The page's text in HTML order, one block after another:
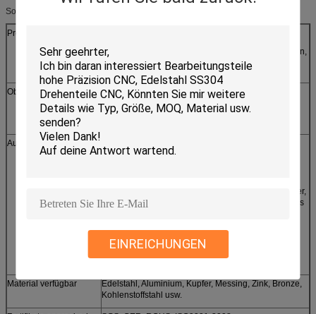
EINREICHUNGEN
Soem-Service:
Produktionsverfahren
locht, der, Schweißen verbiegt und bauen zusammen,
Casting, Schmieden, usw.
OberflächenbehandlungSilber, Zink, Nickel, Zinn, Chromüberzug,
Pulverbeschichtung, heißes galvanisiert, polierend,
Ausrüstungen
Pressmaschine, die Nietmaschine und schweißen
2. Mahlender und drehender, reibender, einhüllender,
abziehender, einhüllender, behauender und anderes
Sekundärmaschine, Meterdrehbank
3. Linie-Ausschnitt Maschine, Laser-
Schneidemaschine
Material verfügbar
Edelstahl, Aluminium, Kupfer, Messing, Zink, Bronze,
Kohlenstoffstahl usw.